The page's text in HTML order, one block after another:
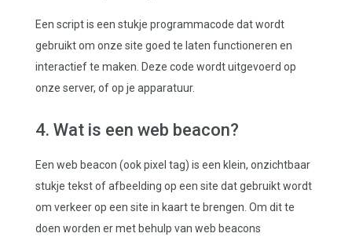
Een script is een stukje programmacode dat wordt
gebruikt om onze site goed te laten functioneren en
interactief te maken. Deze code wordt uitgevoerd op
onze server, of op je apparatuur.
4. Wat is een web beacon?
Een web beacon (ook pixel tag) is een klein, onzichtbaar
stukje tekst of afbeelding op een site dat gebruikt wordt
om verkeer op een site in kaart te brengen. Om dit te
doen worden er met behulp van web beacons